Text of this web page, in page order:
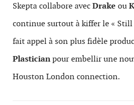
Skepta collabore avecDrake ou
continue surtout à kiffer le « Still
fait appel à son plus fidèle
Plasticianpour embellir une
Houston London connection.